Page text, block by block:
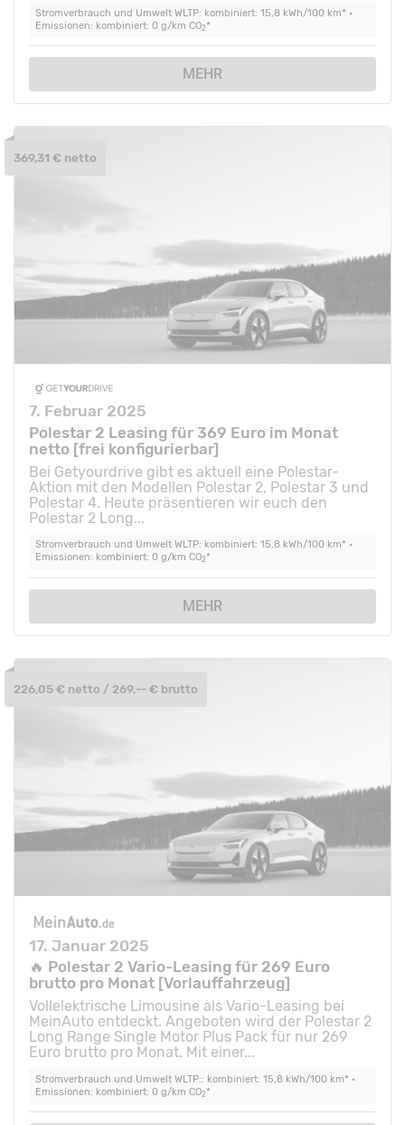
Stromverbrauch und Umwelt WLTP: kombiniert: 15,8 kWh/100 km* •
Emissionen: kombiniert: 0 g/km CO2*
MEHR
7. Februar 2025
Polestar 2 Leasing für 369 Euro im Monat
netto [frei konfigurierbar]
Bei Getyourdrive gibt es aktuell eine Polestar-
Aktion mit den Modellen Polestar 2, Polestar 3 und
Polestar 4. Heute präsentieren wir euch den
Polestar 2 Long...
Stromverbrauch und Umwelt WLTP: kombiniert: 15,8 kWh/100 km* •
Emissionen: kombiniert: 0 g/km CO2*
MEHR
369,31 € netto
17. Januar 2025
🔥 Polestar 2 Vario-Leasing für 269 Euro
brutto pro Monat [Vorlauffahrzeug]
Vollelektrische Limousine als Vario-Leasing bei
MeinAuto entdeckt. Angeboten wird der Polestar 2
Long Range Single Motor Plus Pack für nur 269
Euro brutto pro Monat. Mit einer...
Stromverbrauch und Umwelt WLTP:: kombiniert: 15,8 kWh/100 km* •
Emissionen: kombiniert: 0 g/km CO2*
226,05 € netto / 269,-- € brutto